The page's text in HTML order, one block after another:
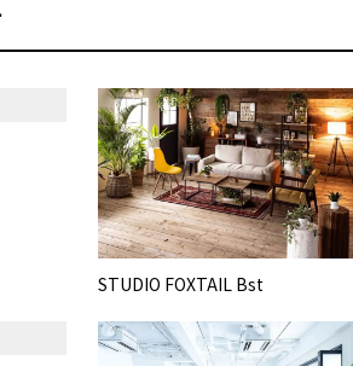
STUDIO FOXTAIL Bst